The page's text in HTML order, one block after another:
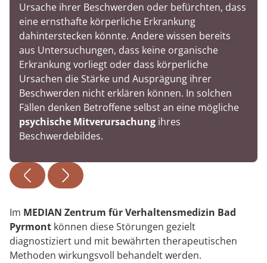
Ursache ihrer Beschwerden oder befürchten, dass
eine ernsthafte körperliche Erkrankung
dahinterstecken könnte. Andere wissen bereits
aus Untersuchungen, dass keine organische
Erkrankung vorliegt oder dass körperliche
Ursachen die Stärke und Ausprägung ihrer
Beschwerden nicht erklären können. In solchen
Fällen denken Betroffene selbst an eine mögliche
psychische Mitverursachung ihres
Beschwerdebildes.
Im MEDIAN Zentrum für Verhaltensmedizin Bad
Pyrmont können diese Störungen gezielt
diagnostiziert und mit bewährten therapeutischen
Methoden wirkungsvoll behandelt werden.